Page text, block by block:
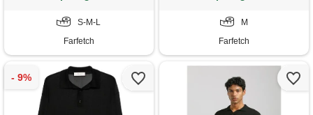
S-M-L
Farfetch
M
Farfetch